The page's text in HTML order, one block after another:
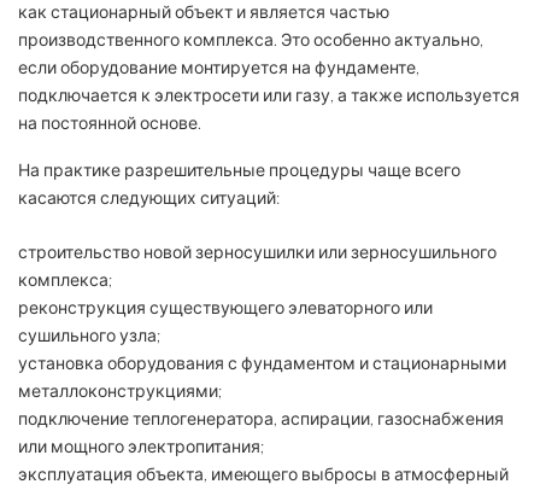
как стационарный объект и является частью
производственного комплекса. Это особенно актуально,
если оборудование монтируется на фундаменте,
подключается к электросети или газу, а также используется
на постоянной основе.
На практике разрешительные процедуры чаще всего
касаются следующих ситуаций:
строительство новой зерносушилки или зерносушильного
комплекса;
реконструкция существующего элеваторного или
сушильного узла;
установка оборудования с фундаментом и стационарными
металлоконструкциями;
подключение теплогенератора, аспирации, газоснабжения
или мощного электропитания;
эксплуатация объекта, имеющего выбросы в атмосферный